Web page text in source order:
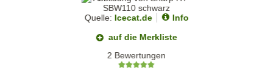
Quelle: Icecat.de
Info
auf die Merkliste
2 Bewertungen